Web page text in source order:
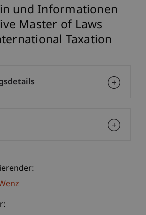
und Informationen
Master of Laws
Taxation